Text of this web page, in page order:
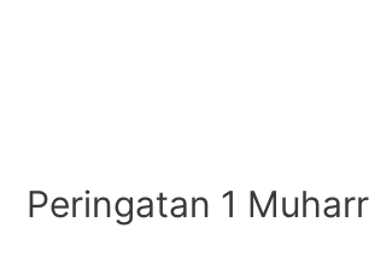
Peringatan 1